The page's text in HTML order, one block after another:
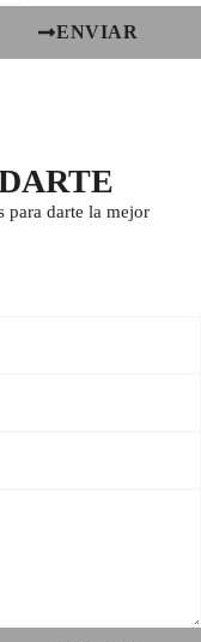
ENVIAR
para darte la mejor